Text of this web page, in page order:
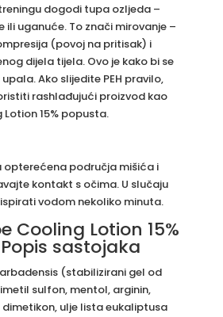
dogodi tupa ozljeda –
ili uganuće. To znači mirovanje –
(povoj na pritisak) i
dijela tijela. Ovo je kako bi se
Ako slijedite PEH pravilo,
rashlađujući proizvod kao
15% popusta.
opterećena područja mišića i
kontakt s očima. U slučaju
vodom nekoliko minuta.
Cooling Lotion 15%
sastojaka
(stabilizirani gel od
sulfon, mentol, arginin,
ulje lista eukaliptusa